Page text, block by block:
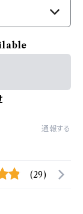
通報する
(29)